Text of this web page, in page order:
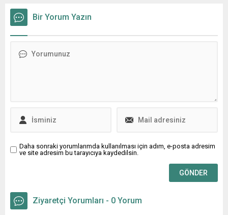
çağrısında bulundu. Başkan,
“Türkiye bugün çıkar
yapıların kıskacında olabilir;
açıklamasıyla...
Bir Yorum Yazın
Daha sonraki yorumlarımda kullanılması için adım, e-posta adresim
ve site adresim bu tarayıcıya kaydedilsin.
Ziyaretçi Yorumları - 0 Yorum